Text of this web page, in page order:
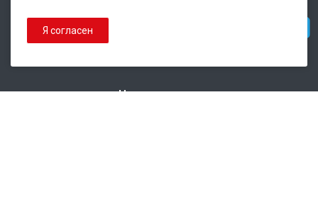
Я согласен
© 2026 Все права защищены.
Наши контакты